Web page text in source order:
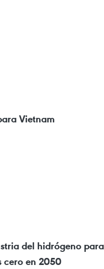
Vietnam
del hidrógeno para
cero en 2050